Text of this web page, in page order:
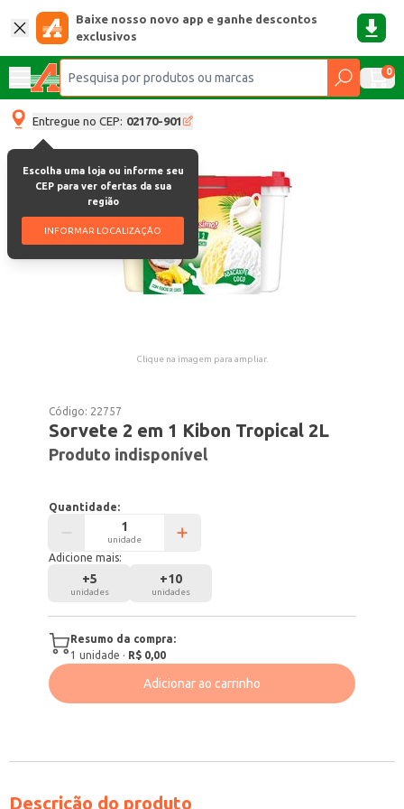
Baixe nosso novo app e ganhe descontos
exclusivos
0
Entregue no CEP: 02170-901
Escolha uma loja ou informe seu
CEP para ver ofertas da sua
região
INFORMAR LOCALIZAÇÃO
Clique na imagem para ampliar.
Código: 22757
Sorvete 2 em 1 Kibon Tropical 2L
Produto indisponível
Quantidade:
unidade
Adicione mais:
+5
unidades
+10
unidades
Resumo da compra:
1 unidade · R$ 0,00
Adicionar ao carrinho
Descrição do produto